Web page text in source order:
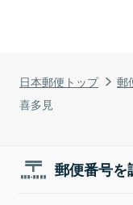
日本郵便トップ 郵
喜多見
郵便番号を